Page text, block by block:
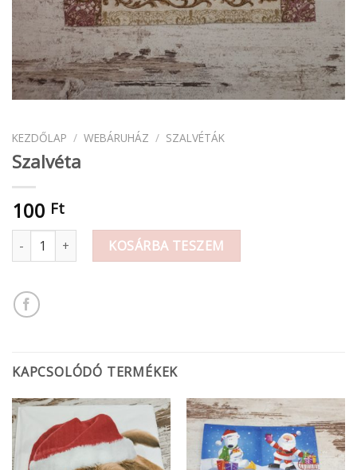
KEZDŐLAP / WEBÁRUHÁZ / SZALVÉTÁK
Szalvéta
100 Ft
Szalvéta mennyiségKOSÁRBA TESZEM
KAPCSOLÓDÓ TERMÉKEK